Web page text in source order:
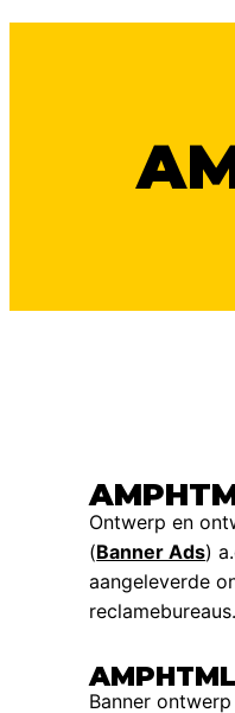
Ontwerp en
(Banner Ads)
aangeleverde
reclamebureaus.
Banner